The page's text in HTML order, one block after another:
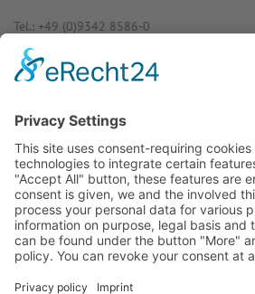
Tel.: +49 (0)9342 8586-0
E-Mail: info@dost­mann-elec­tro­nic.de
www.dostmann-electronic.de
Haben Sie Fra­gen an uns?
Dann neh­men Sie doch ein­fach Kon­
takt mit uns auf – Wir bera­ten Sie
gerne ganz indi­vi­du­ell!